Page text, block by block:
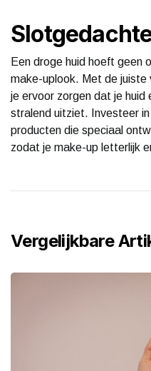
Een droge huid hoeft geen
make-uplook. Met de juiste
je ervoor zorgen dat je
stralend uitziet. Investeer
producten die speciaal
zodat je make-up letterlijk
Vergelijkbare